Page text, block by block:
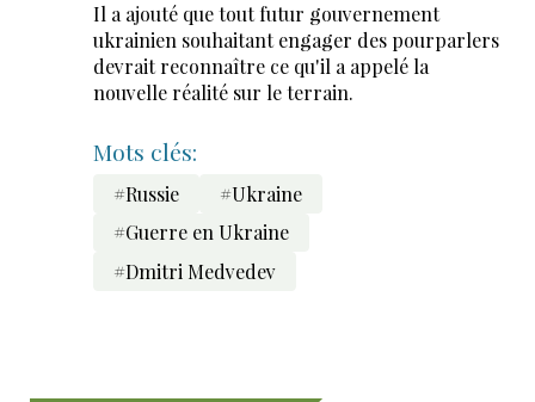
Il a ajouté que tout futur gouvernement
ukrainien souhaitant engager des pourparlers
devrait reconnaître ce qu'il a appelé la
nouvelle réalité sur le terrain.
Mots clés:
#Russie
#Ukraine
#Guerre en Ukraine
#Dmitri Medvedev